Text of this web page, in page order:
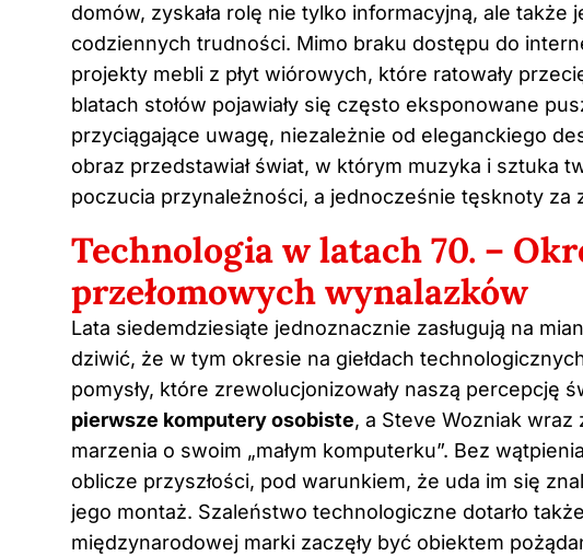
domów, zyskała rolę nie tylko informacyjną, ale także
codziennych trudności. Mimo braku dostępu do
projekty mebli z płyt wiórowych, które ratowały
blatach stołów pojawiały się często eksponowane
przyciągające uwagę, niezależnie od eleganckiego
obraz przedstawiał świat, w którym muzyka i sztuka
poczucia przynależności, a jednocześnie tęsknoty za
Technologia w latach 70. –
przełomowych wynalazków
Lata siedemdziesiąte jednoznacznie zasługują na
dziwić, że w tym okresie na giełdach
pomysły, które zrewolucjonizowały naszą percepcję
pierwsze komputery osobiste, a Steve Wozniak wraz
marzenia o swoim „małym komputerku”. Bez
oblicze przyszłości, pod warunkiem, że uda im się
jego montaż. Szaleństwo technologiczne dotarło
międzynarodowej marki zaczęły być obiektem